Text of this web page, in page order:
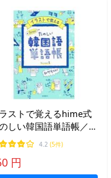
ストで覚えるhime式
しい韓国語単語帳／
4.2 (5件)
円